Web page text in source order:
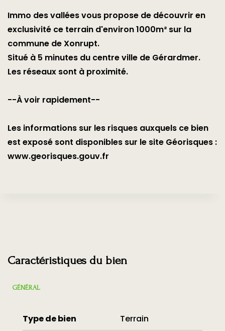
Immo des vallées vous propose de découvrir en
exclusivité ce terrain d'environ 1000m² sur la
commune de Xonrupt.
Situé à 5 minutes du centre ville de Gérardmer.
Les réseaux sont à proximité.
--À voir rapidement--
Les informations sur les risques auxquels ce bien
est exposé sont disponibles sur le site Géorisques :
www.georisques.gouv.fr
Caractéristiques du bien
GÉNÉRAL
Type de bien
Terrain